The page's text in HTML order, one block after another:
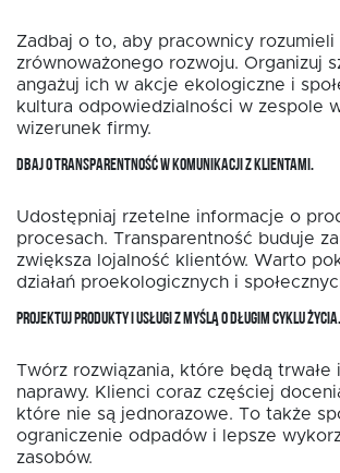
Zadbaj o to, aby pracownicy rozumieli
zrównoważonego rozwoju. Organizuj
angażuj ich w akcje ekologiczne i
kultura odpowiedzialności w zespole
wizerunek firmy.
DBAJ O TRANSPARENTNOŚĆ W KOMUNIKACJI Z KLIENTAMI.
Udostępniaj rzetelne informacje o
procesach. Transparentność buduje
zwiększa lojalność klientów. Warto
działań proekologicznych i
PROJEKTUJ PRODUKTY I USŁUGI Z MYŚLĄ O DŁUGIM CYKLU ŻYCIA.
Twórz rozwiązania, które będą trwałe
naprawy. Klienci coraz częściej
które nie są jednorazowe. To także
ograniczenie odpadów i lepsze
zasobów.